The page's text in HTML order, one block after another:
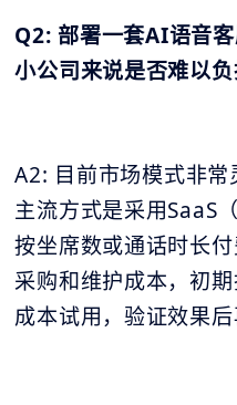
Q2: 部署一套AI语音
小公司来说是否难以负
A2: 目前市场模式非常
主流方式是采用SaaS
按坐席数或通话时长
采购和维护成本，初
成本试用，验证效果后